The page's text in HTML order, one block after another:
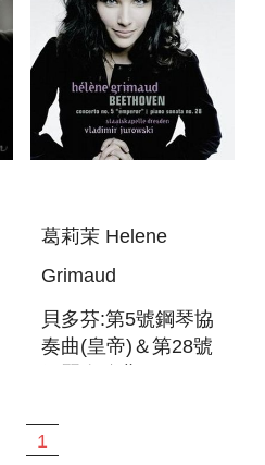
葛莉茉 Helene
Grimaud
貝多芬:第5號鋼琴協
奏曲(皇帝)＆第28號
CONCERTO
NO.5(EMPEROR)＆
1